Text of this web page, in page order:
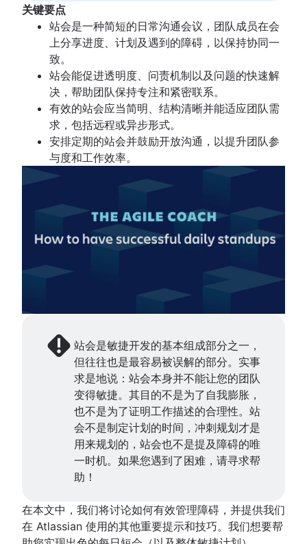
任务管理仪表板
冲刺节奏
快速跟进
斐波那契故事点
产品管理与项目管理
截止日期管理
项目管理技能
工作量管理
免费的项目管理软件
持续改进流程
Risk analysis
Project management AI agents
What is a PMO?
Adaptive project management
项目时间线软件
任务自动化
工作流管理工具
项目依赖关系
任务管理仪表板
冲刺节奏
快速跟进
斐波那契故事点
项目管理技能
工作量管理
免费的项目管理软件
持续改进流程
Project management AI agents
看板
什么是看板？
WIP 限制
看板与 Scrum 对比分析
Kanplan
看板卡
敏捷项目管理
什么是敏捷项目管理？
敏捷方法与瀑布式方法对比分析
敏捷工作流
人工智能工作流自动化
长篇故事、故事和计划
敏捷长篇故事
任务管理工具
敏捷开发指标
甘特图
项目集经理与项目经理对比分析
Scrum 的支柱
Scrum 板
瀑布方法
Scrum 速度
就绪标准
精益方法与敏捷方法
Scrumban
精益方法
Sprint 待办事项
燃起图
看板原则
看板指标
计划经理与项目经理
产品管理
什么是产品管理？
产品路线图
产品经理
新任产品经理的建议
产品要求
产品分析
产品开发
最简可行产品
产品规格
产品开发软件
新产品开发流程
产品管理 KPI
净推荐值
产品评判
产品优先级排序框架
产品功能
产品管理工具
产品生命周期管理
产品发布清单
产品策略
价值流管理
敏捷开发优势
从业务战略到开发
敏捷竞争优势
敏捷思维
实现敏捷
什么是规模化敏捷？
管理敏捷项目组合
精益项目组合管理
长期敏捷规划
Scaled Agile Framework
敏捷铁三角
大规模 Scrum 框架
改进型 Kata
敏捷开发扩展基础知识以外的信息
软件开发
什么是软件开发？
软件开发人员
分支策略
在 Git 中创建分支
代码审查
软件发布
无压力发布
技术债务
敏捷测试
事件响应
持续集成
软件开发生命周期
缺陷分类
Adaptive software development
敏捷设计
协作设计
创意运营
Design sprint
敏捷营销
营销项目经理
敏捷营销团队
人工智能营销自动化
营销运营
DevOps
敏捷开发团队
什么是敏捷团队？
远程团队
敏捷专家
发布就绪型团队
Agilent 的敏捷之旅
Jira Advanced Roadmaps
Twitter 如何使用 Jira
敏捷开发教程
Jira 教程
使用 Jira 和 Confluence 开展冲刺优化
Jira 的 Scrum
Jira 的高级 Scrum
Jira 中的长篇故事
在 Jira 中创建敏捷面板
Jira 中的冲刺
敏捷对话
借助 Jira 开展敏捷沟通
营销敏捷性
大处着眼，小处着手
关于敏捷教练
所有文章
关键要点
站会是一种简短的日常沟通会议，团队成员在会
上分享进度、计划及遇到的障碍，以保持协同一
致。
站会能促进透明度、问责机制以及问题的快速解
决，帮助团队保持专注和紧密联系。
有效的站会应当简明、结构清晰并能适应团队需
求，包括远程或异步形式。
安排定期的站会并鼓励开放沟通，以提升团队参
与度和工作效率。
站会是敏捷开发的基本组成部分之一，
但往往也是最容易被误解的部分。实事
求是地说：站会本身并不能让您的团队
变得敏捷。其目的不是为了自我膨胀，
也不是为了证明工作描述的合理性。站
会不是制定计划的时间，冲刺规划才是
用来规划的，站会也不是提及障碍的唯
一时机。如果您遇到了困难，请寻求帮
助！
在本文中，我们将讨论如何有效管理障碍，并提供我们
在 Atlassian 使用的其他重要提示和技巧。我们想要帮